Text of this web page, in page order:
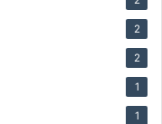
2
2
1
1